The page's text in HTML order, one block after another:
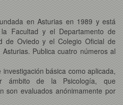
en Asturias en 1989 y está
Facultad y el Departamento de
de Oviedo y el Colegio Oficial de
Publica cuatro números al
básica como aplicada,
ámbito de la Psicología, que
son evaluados anónimamente por